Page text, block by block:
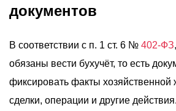
документов
В соответствии с п. 1 ст. 6 № 402-ФЗ
обязаны вести бухучёт, то есть
фиксировать факты хозяйственной
сделки, операции и другие